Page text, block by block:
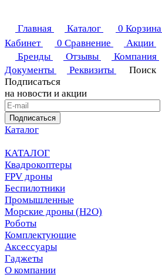
Главная Каталог 0 Корзина
Кабинет
0 Сравнение Акции
Бренды
Отзывы Компания
Документы
Реквизиты Поиск
Подписаться
на новости и акции
Подписаться
Каталог
КАТАЛОГ
Квадрокоптеры
FPV дроны
Беспилотники
Промышленные
Морские дроны (H2O)
Роботы
Комплектующие
Аксессуары
Гаджеты
О компании